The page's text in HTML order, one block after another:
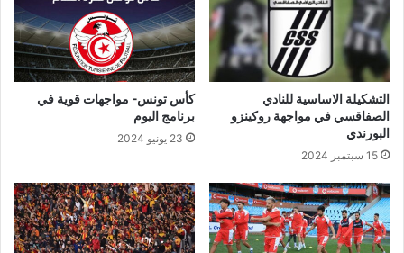
التشكيلة الاساسية للنادي
الصفاقسي في مواجهة روكينزو
البورندي
15 سبتمبر 2024
كأس تونس- مواجهات قوية في
برنامج اليوم
23 يونيو 2024